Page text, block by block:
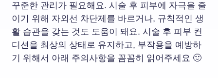
꾸준한 관리가 필요해요. 시술 후 피부에 자극을 줄
이기 위해 자외선 차단제를 바르거나, 규칙적인 생
활 습관을 갖는 것도 도움이 돼요. 시술 후 피부 컨
디션을 최상의 상태로 유지하고, 부작용을 예방하
기 위해서 아래 주의사항을 꼼꼼히 읽어주세요 🙂